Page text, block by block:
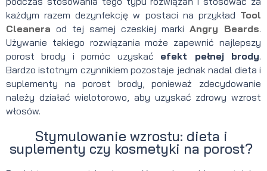
każdym razem dezynfekcję w postaci na przykład Tool
Cleanera od tej samej czeskiej marki Angry Beards.
Używanie takiego rozwiązania może zapewnić najlepszy
porost brody i pomóc uzyskać efekt pełnej brody.
Bardzo istotnym czynnikiem pozostaje jednak nadal dieta i
suplementy na porost brody, ponieważ zdecydowanie
należy działać wielotorowo, aby uzyskać zdrowy wzrost
włosów.
Stymulowanie wzrostu: dieta i
suplementy czy kosmetyki na porost?